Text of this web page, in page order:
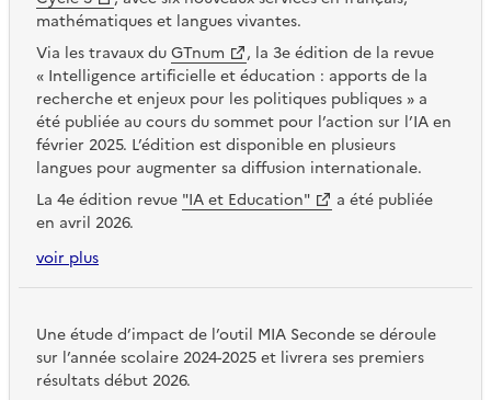
mathématiques et langues vivantes.
Via les travaux duGTnum
, la 3e édition de la revue
« Intelligence artificielle et éducation : apports de la
recherche et enjeux pour les politiques publiques » a
été publiée au cours du sommet pour l’action sur l’IA en
février 2025. L’édition est disponible en plusieurs
langues pour augmenter sa diffusion internationale.
La 4e édition revue "IA et Education"
a été publiée
en avril 2026.
voir plus
Une étude d’impact de l’outil MIA Seconde se déroule
sur l’année scolaire 2024-2025 et livrera ses premiers
résultats début 2026.